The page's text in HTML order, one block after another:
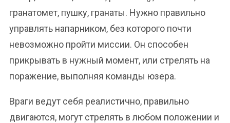
гранатомет, пушку, гранаты. Нужно правильно
управлять напарником, без которого почти
невозможно пройти миссии. Он способен
прикрывать в нужный момент, или стрелять на
поражение, выполняя команды юзера.
Враги ведут себя реалистично, правильно
двигаются, могут стрелять в любом положении и